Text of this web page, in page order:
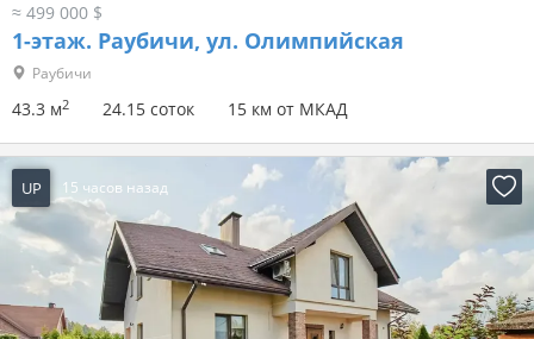
≈ 499 000 $
1-этаж. Раубичи, ул. Олимпийская
Раубичи
43.3 м2 24.15 соток 15 км от МКАД
UP 15 часов назад